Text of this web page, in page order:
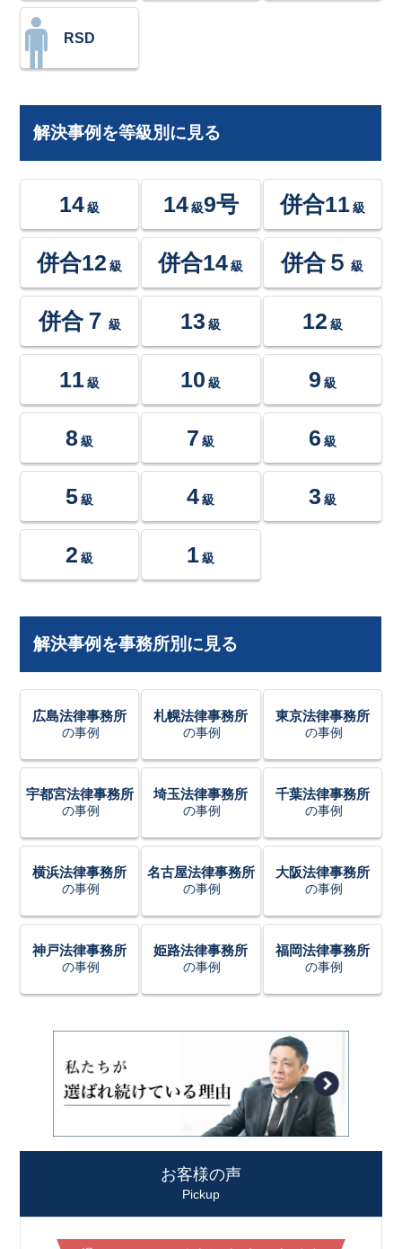
RSD
解決事例を等級別に見る
14 級 14級9号 併合11 級
併合12 級 併合14 級 併合５ 級
併合７ 級 13 級 12 級
11 級 10 級 9 級
8 級 7 級 6 級
5 級 4 級 3 級
2 級 1 級
解決事例を事務所別に見る
広島法律事務所
の事例
札幌法律事務所
の事例
東京法律事務所
の事例
宇都宮法律事務所
の事例
埼玉法律事務所
の事例
千葉法律事務所
の事例
横浜法律事務所
の事例
名古屋法律事務所
の事例
大阪法律事務所
の事例
神戸法律事務所
の事例
姫路法律事務所
の事例
福岡法律事務所
の事例
お客様の声
Pickup